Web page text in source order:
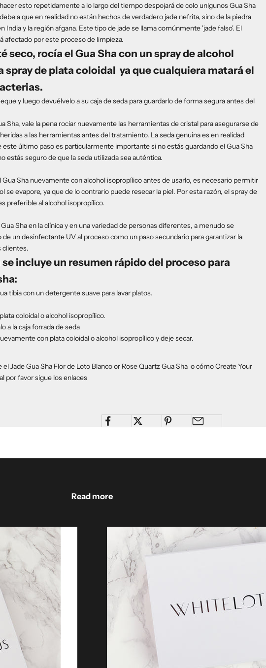
esto repetidamente a lo largo del tiempo despojará de colo unlgunos Gua Sha
a que en realidad no están hechos de verdadero jade nefrita, sino de la piedra
India y la región afgana. Este tipo de jade se llama comúnmente 'jade falso'. El
afectado por este proceso de limpieza.
seco, rocía el Gua Sha con un spray de alcohol
spray de plata coloidal ya que cualquiera matará el
y luego devuélvelo a su caja de seda para guardarlo de forma segura antes del
Sha, vale la pena rociar nuevamente las herramientas de cristal para asegurarse de
a las herramientas antes del tratamiento. La seda genuina es en realidad
este último paso es particularmente importante si no estás guardando el Gua Sha
estás seguro de que la seda utilizada sea auténtica.
Sha nuevamente con alcohol isopropílico antes de usarlo, es necesario permitir
se evapore, ya que de lo contrario puede resecar la piel. Por esta razón, el spray de
preferible al alcohol isopropílico.
Sha en la clínica y en una variedad de personas diferentes, a menudo se
de un desinfectante UV al proceso como un paso secundario para garantizar la
clientes.
incluye un resumen rápido del proceso para
tibia con un detergente suave para lavar platos.
coloidal o alcohol isopropílico.
a la caja forrada de seda
con plata coloidal o alcohol isopropílico y deje secar.
elJade Gua Sha Flor de Loto Blancoor Rose Quartz Gua Sha o cómoCreate Your
por favor sigue los enlaces
Read more